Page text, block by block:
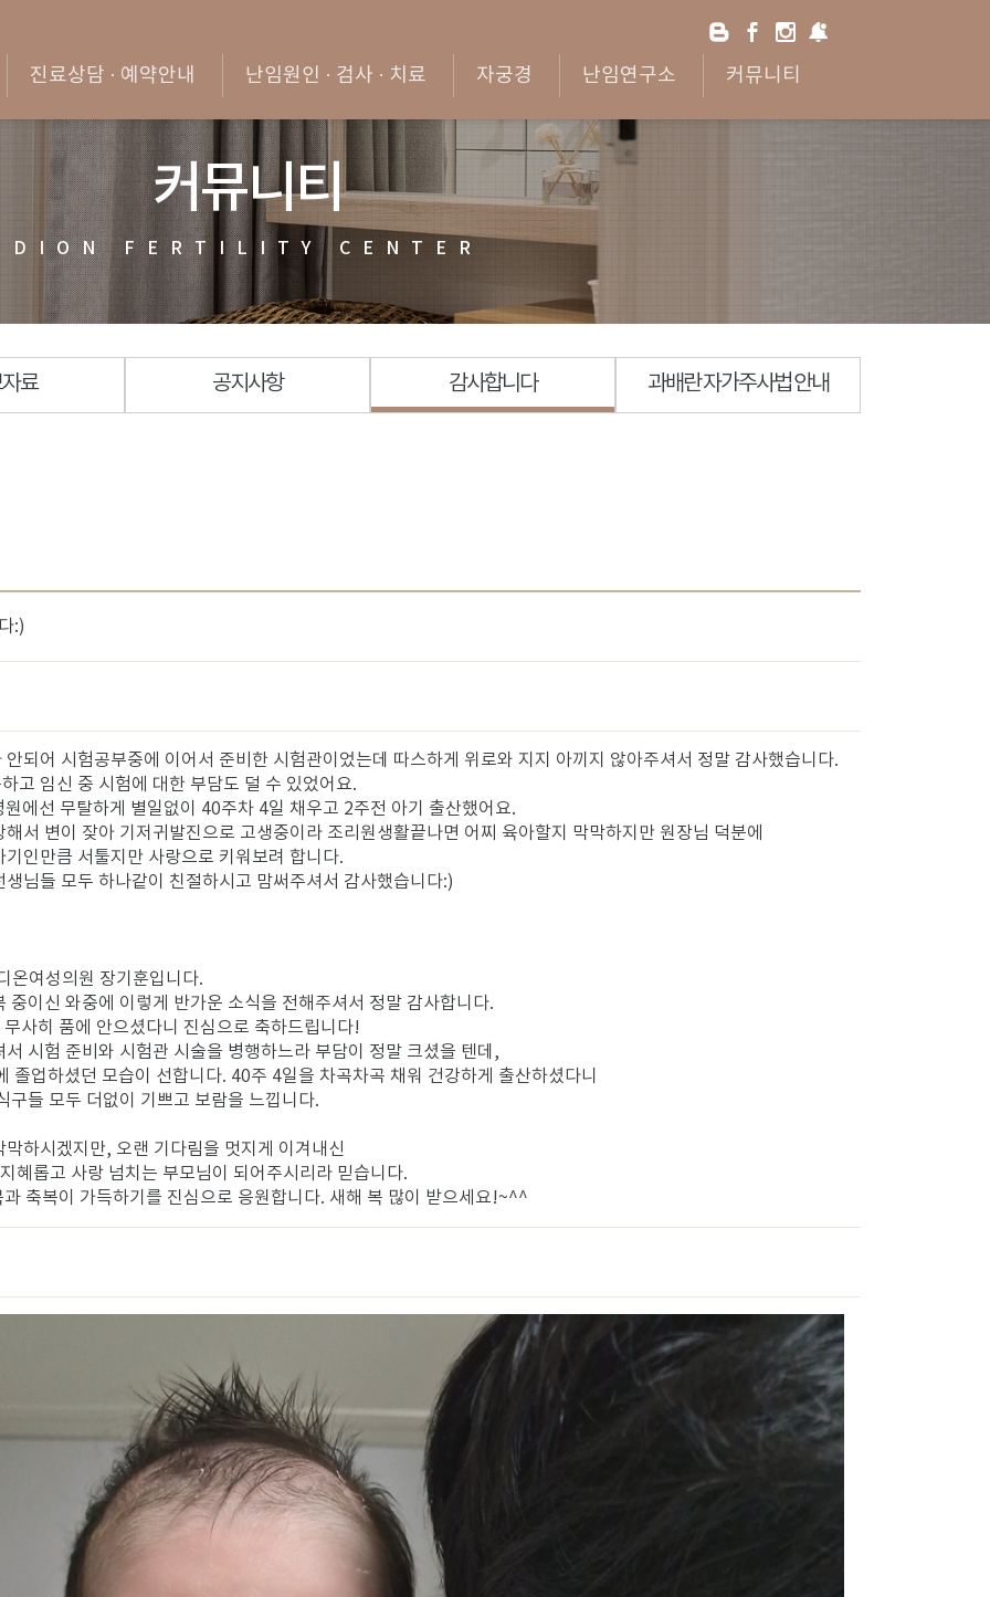
진료상담 · 예약안내 난임원인 · 검사 · 치료 자궁경 난임연구소 커뮤니티
커뮤니티
DION FERTILITY CENTER
료 공지사항 감사합니다 과배란 자가주사법 안내
:)
되어 시험공부중에 이어서 준비한 시험관이었는데 따스하게 위로와 지지 아끼지 않아주셔서 정말 감사했습니다.
고 임신 중 시험에 대한 부담도 덜 수 있었어요.
에선 무탈하게 별일없이 40주차 4일 채우고 2주전 아기 출산했어요.
서 변이 잦아 기저귀발진으로 고생중이라 조리원생활끝나면 어찌 육아할지 막막하지만 원장님 덕분에
인만큼 서툴지만 사랑으로 키워보려 합니다.
님들 모두 하나같이 친절하시고 맘써주셔서 감사했습니다:)
온여성의원 장기훈입니다.
중이신 와중에 이렇게 반가운 소식을 전해주셔서 정말 감사합니다.
사히 품에 안으셨다니 진심으로 축하드립니다!
시험 준비와 시험관 시술을 병행하느라 부담이 정말 크셨을 텐데,
졸업하셨던 모습이 선합니다. 40주 4일을 차곡차곡 채워 건강하게 출산하셨다니
구들 모두 더없이 기쁘고 보람을 느낍니다.
하시겠지만, 오랜 기다림을 멋지게 이겨내신
혜롭고 사랑 넘치는 부모님이 되어주시리라 믿습니다.
축복이 가득하기를 진심으로 응원합니다. 새해 복 많이 받으세요!~^^